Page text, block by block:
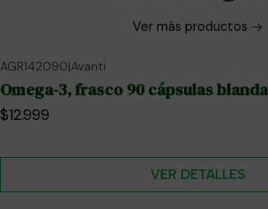
Ver más productos
AGR142090|Avanti
Omega-3, frasco 90 cápsulas
$12.999
VER DETALLES